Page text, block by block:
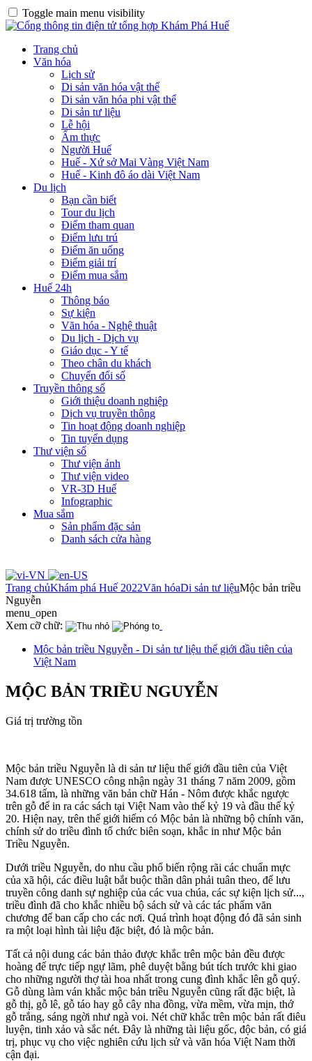
Toggle main menu visibility
Trang chủ
Văn hóa
Lịch sử
Di sản văn hóa vật thể
Di sản văn hóa phi vật thể
Di sản tư liệu
Lễ hội
Ẩm thực
Người Huế
Huế - Xứ sở Mai Vàng Việt Nam
Huế - Kinh đô áo dài Việt Nam
Du lịch
Bạn cần biết
Tour du lịch
Điểm tham quan
Điểm lưu trú
Điểm ăn uống
Điểm giải trí
Điểm mua sắm
Huế 24h
Thông báo
Sự kiện
Văn hóa - Nghệ thuật
Du lịch - Dịch vụ
Giáo dục - Y tế
Theo chân du khách
Chuyển đổi số
Truyền thông số
Giới thiệu doanh nghiệp
Dịch vụ truyền thông
Tin hoạt động doanh nghiệp
Tin tuyển dụng
Thư viện số
Thư viện ảnh
Thư viện video
VR-3D Huế
Infographic
Mua sắm
Sản phẩm đặc sản
Danh sách cửa hàng
Trang chủKhám phá Huế 2022Văn hóaDi sản tư liệuMộc bản triều
Nguyễn
menu_open
Xem cỡ chữ:
Mộc bản triều Nguyễn - Di sản tư liệu thế giới đầu tiên của
Việt Nam
MỘC BẢN TRIỀU NGUYỄN
Giá trị trường tồn
Mộc bản triều Nguyễn là di sản tư liệu thế giới đầu tiên của Việt
Nam được UNESCO công nhận ngày 31 tháng 7 năm 2009, gồm
34.618 tấm, là những văn bản chữ Hán - Nôm được khắc ngược
trên gỗ để in ra các sách tại Việt Nam vào thế kỷ 19 và đầu thế kỷ
20. Hiện nay, trên thế giới hiếm có Mộc bản là những bộ chính văn,
chính sử do triều đình tổ chức biên soạn, khắc in như Mộc bản
Triều Nguyễn.
Dưới triều Nguyễn, do nhu cầu phổ biến rộng rãi các chuẩn mực
của xã hội, các điều luật bắt buộc thần dân phải tuân theo, để lưu
truyền công danh sự nghiệp của các vua chúa, các sự kiện lịch sử...,
triều đình đã cho khắc nhiều bộ sách sử và các tác phẩm văn
chương để ban cấp cho các nơi. Quá trình hoạt động đó đã sản sinh
ra một loại hình tài liệu đặc biệt, đó là mộc bản.
Tất cả nội dung các bản thảo được khắc trên mộc bản đều được
hoàng đế trực tiếp ngự lãm, phê duyệt bằng bút tích trước khi giao
cho những người thợ tài hoa nhất trong cung đình khắc lên gỗ quý.
Gỗ dùng làm ván khắc mộc bản triều Nguyễn cũng rất đặc biệt, là
gỗ thị, gỗ lê, gỗ táo hay gỗ cây nha đồng, vừa mềm, vừa mịn, thớ
gỗ trắng, sáng ngời như ngà voi. Nét chữ khắc trên mộc bản rất điêu
luyện, tinh xảo và sắc nét. Đây là những tài liệu gốc, độc bản, có giá
trị, phục vụ cho việc nghiên cứu lịch sử và văn hóa Việt Nam thời
cận đại.